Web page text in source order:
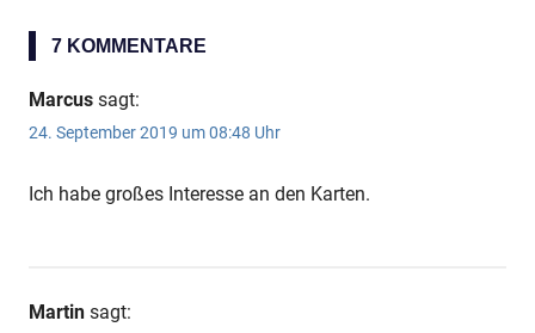
Anzeige
Anzeige
Anzeige
7 KOMMENTARE
Marcus sagt:
24. September 2019 um 08:48 Uhr
Ich habe großes Interesse an den Karten.
Martin sagt: